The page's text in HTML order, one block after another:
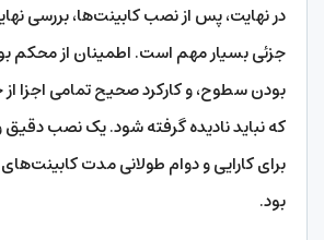
در نهایت، پس از نصب کابینت‌ها، بررسی
جزئی بسیار مهم است. اطمینان از محکم
بودن سطوح، و کارکرد صحیح تمامی اجزا
که نباید نادیده گرفته شود. یک نصب
برای کارایی و دوام طولانی مدت
بود.